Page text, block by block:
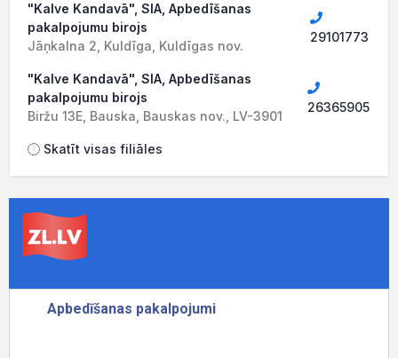
"Kalve Kandavā", SIA, Apbedīšanas
pakalpojumu birojs
Jāņkalna 2, Kuldīga, Kuldīgas nov.
29101773
"Kalve Kandavā", SIA, Apbedīšanas
pakalpojumu birojs
Biržu 13E, Bauska, Bauskas nov., LV-3901
26365905
Skatīt visas filiāles